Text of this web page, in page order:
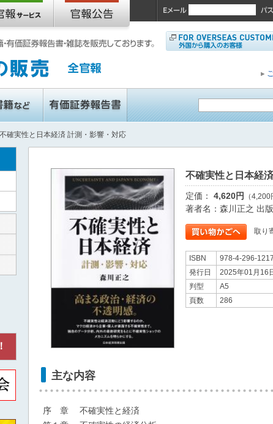
不確実性と日本経済 計測・影響・対応
不確実性と日本経
定価： 4,620円 （4,200
著者名：森川正之 出
取り
ISBN
978-4-296-
発行日
2025年01月16
判型
A5
頁数
286
主な内容
序 章 不確実性と経済